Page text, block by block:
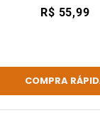
R$ 55,99
COMPRA